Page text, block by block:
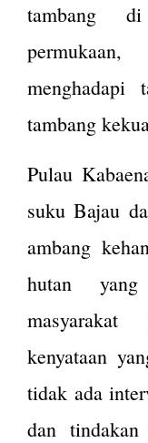
tambang
menghadapi
tambang
Pulau
suku Bajau
ambang
hutan
kenyataan
tidak ada
dan tindakan